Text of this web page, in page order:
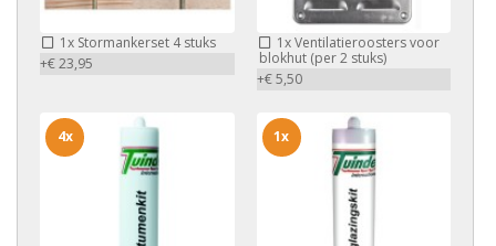
1x Stormankerset 4 stuks
+€ 23,95
1xVentilatieroosters voor
blokhut (per 2 stuks)
+€ 5,50
4x 1x